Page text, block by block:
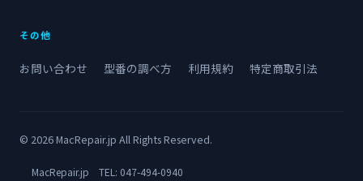
その他
お問い合わせ 型番の調べ方 利用規約 特定商取引法
© 2026 MacRepair.jp All Rights Reserved.
MacRepair.jp TEL: 047-494-0940